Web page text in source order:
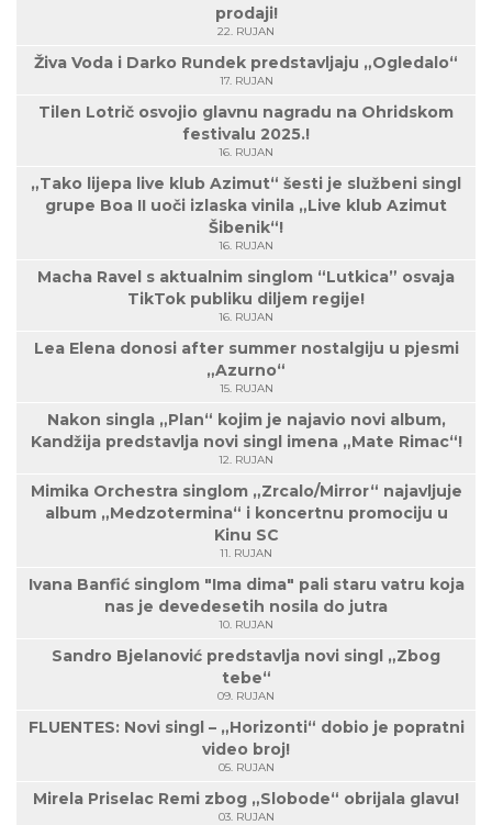
prodaji!
22. RUJAN
Živa Voda i Darko Rundek predstavljaju „Ogledalo“
17. RUJAN
Tilen Lotrič osvojio glavnu nagradu na Ohridskom
festivalu 2025.!
16. RUJAN
„Tako lijepa live klub Azimut“ šesti je službeni singl
grupe Boa II uoči izlaska vinila „Live klub Azimut
Šibenik“!
16. RUJAN
Macha Ravel s aktualnim singlom “Lutkica” osvaja
TikTok publiku diljem regije!
16. RUJAN
Lea Elena donosi after summer nostalgiju u pjesmi
„Azurno“
15. RUJAN
Nakon singla „Plan“ kojim je najavio novi album,
Kandžija predstavlja novi singl imena „Mate Rimac“!
12. RUJAN
Mimika Orchestra singlom „Zrcalo/Mirror“ najavljuje
album „Medzotermina“ i koncertnu promociju u
Kinu SC
11. RUJAN
Ivana Banfić singlom "Ima dima" pali staru vatru koja
nas je devedesetih nosila do jutra
10. RUJAN
Sandro Bjelanović predstavlja novi singl „Zbog
tebe“
09. RUJAN
FLUENTES: Novi singl – „Horizonti“ dobio je popratni
video broj!
05. RUJAN
Mirela Priselac Remi zbog „Slobode“ obrijala glavu!
03. RUJAN